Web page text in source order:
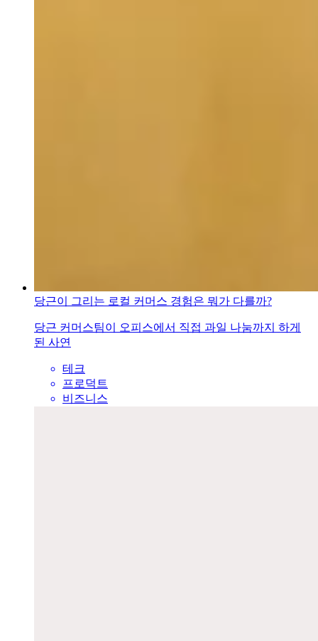
당근이 그리는 로컬 커머스 경험은 뭐가 다를까?
당근 커머스팀이 오피스에서 직접 과일 나눔까지 하게
된 사연
테크
프로덕트
비즈니스